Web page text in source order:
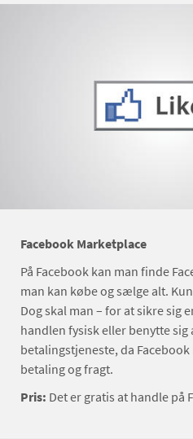
Facebook Marketplace
På Facebook kan man finde
man kan købe og sælge alt.
Dog skal man – for at sikre sig
handlen fysisk eller benytte sig
betalingstjeneste, da
betaling og fragt.
Pris: Det er gratis at handle på